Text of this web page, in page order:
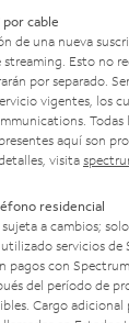
cable
de una nueva
Esto no
por separado.
vigentes, los
Todas
aquí son
visita
residencial
a cambios;
servicios
pagos con
del período de
Cargo adicional